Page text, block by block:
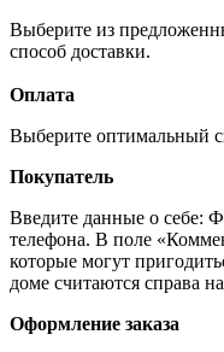
Выберите из
способ доставки.
Оплата
Выберите оптимальный
Покупатель
Введите данные о себе:
телефона. В поле
которые могут
доме считаются справа
Оформление заказа